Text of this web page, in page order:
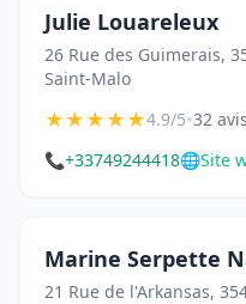
Julie Louareleux
26 Rue des Guimerais,
Saint-Malo
★★★★★4.9/5•32 avis
📞+33749244418🌐Site
Marine Serpette
21 Rue de l'Arkansas,